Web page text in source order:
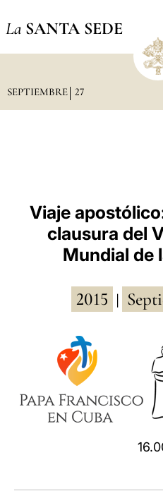
La SANTA SEDE
SEPTIEMBRE 27
Viaje
clausura del
Mundial de
2015